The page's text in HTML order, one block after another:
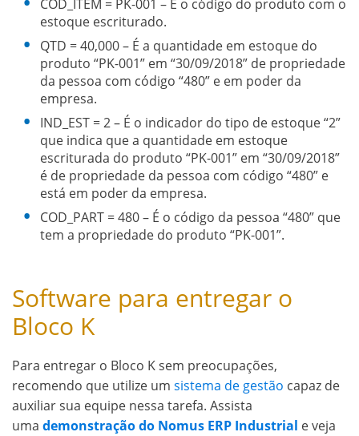
COD_ITEM = PK-001 – É o código do produto com o
estoque escriturado.
QTD = 40,000 – É a quantidade em estoque do
produto “PK-001” em “30/09/2018” de propriedade
da pessoa com código “480” e em poder da
empresa.
IND_EST = 2 – É o indicador do tipo de estoque “2”
que indica que a quantidade em estoque
escriturada do produto “PK-001” em “30/09/2018”
é de propriedade da pessoa com código “480” e
está em poder da empresa.
COD_PART = 480 – É o código da pessoa “480” que
tem a propriedade do produto “PK-001”.
Software para entregar o
Bloco K
Para entregar o Bloco K sem preocupações,
recomendo que utilize um sistema de gestão capaz de
auxiliar sua equipe nessa tarefa. Assista
uma demonstração do Nomus ERP Industrial e veja